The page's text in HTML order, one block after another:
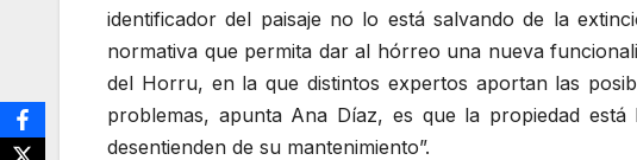
identificador del paisaje no lo está salvando de la
normativa que permita dar al hórreo una nueva
del Horru, en la que distintos expertos aportan las
problemas, apunta Ana Díaz, es que la propiedad
desentienden de su mantenimiento”.